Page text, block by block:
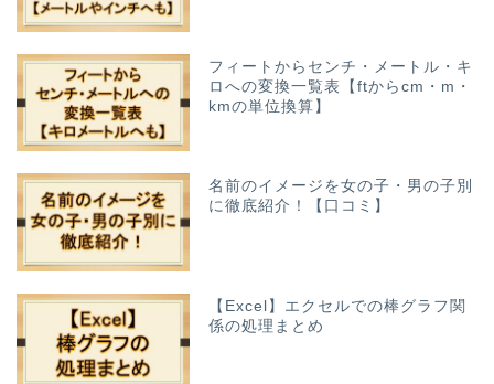
フィートからセンチ・メートル・キ
ロへの変換一覧表【ftからcm・m・
kmの単位換算】
名前のイメージを女の子・男の子別
に徹底紹介！【口コミ】
【Excel】エクセルでの棒グラフ関
係の処理まとめ